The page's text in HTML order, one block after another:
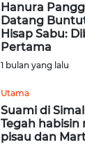
Hanura
Datang
Hisap Sabu:
Pertama
1 bulan yang lalu
Utama
Suami di
Tegah habisin
pisau dan